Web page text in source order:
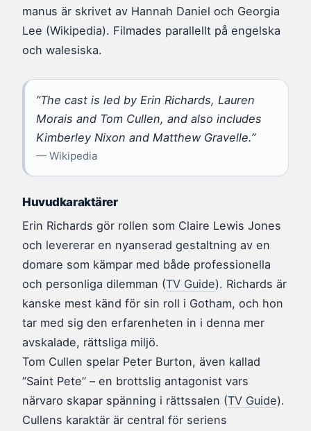
manus är skrivet av Hannah Daniel och Georgia
Lee (Wikipedia). Filmades parallellt på engelska
och walesiska.
”The cast is led by Erin Richards, Lauren
Morais and Tom Cullen, and also includes
Kimberley Nixon and Matthew Gravelle.”
— Wikipedia
Huvudkaraktärer
Erin Richards gör rollen som Claire Lewis Jones
och levererar en nyanserad gestaltning av en
domare som kämpar med både professionella
och personliga dilemman (TV Guide). Richards är
kanske mest känd för sin roll i Gotham, och hon
tar med sig den erfarenheten in i denna mer
avskalade, rättsliga miljö.
Tom Cullen spelar Peter Burton, även kallad
”Saint Pete” – en brottslig antagonist vars
närvaro skapar spänning i rättssalen (TV Guide).
Cullens karaktär är central för seriens